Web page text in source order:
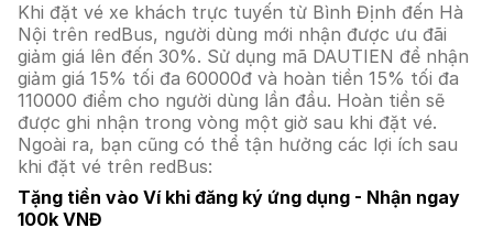
Khi đặt vé xe khách trực tuyến từ Bình Định đến Hà
Nội trên redBus, người dùng mới nhận được ưu đãi
giảm giá lên đến 30%. Sử dụng mã DAUTIEN để nhận
giảm giá 15% tối đa 60000đ và hoàn tiền 15% tối đa
110000 điểm cho người dùng lần đầu. Hoàn tiền sẽ
được ghi nhận trong vòng một giờ sau khi đặt vé.
Ngoài ra, bạn cũng có thể tận hưởng các lợi ích sau
khi đặt vé trên redBus:
Tặng tiền vào Ví khi đăng ký ứng dụng - Nhận ngay
100k VNĐ